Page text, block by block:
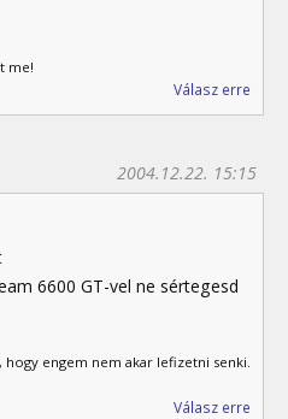
me!
Válasz erre
2004.12.22. 15:15
6600 GT-vel ne sértegesd
engem nem akar lefizetni senki.
Válasz erre